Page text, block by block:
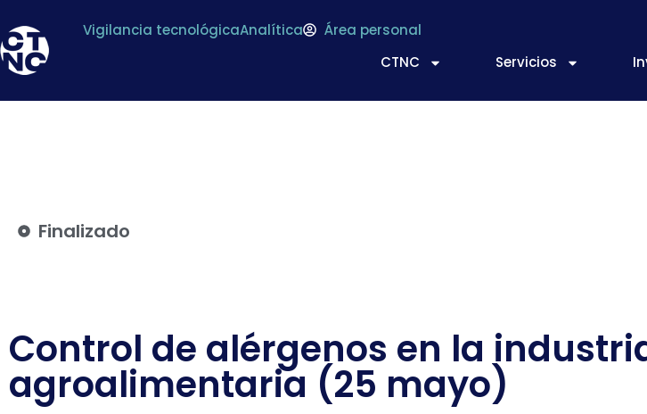
Vigilancia tecnológicaAnalítica
Área personal
CTNC
Servicios
Finalizado
Control de alérgenos en la
agroalimentaria (25 mayo)